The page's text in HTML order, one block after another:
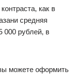
как в
средняя
000 рублей, в
можете оформить